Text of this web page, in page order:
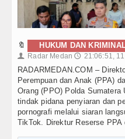
🔖 HUKUM DAN
👤 Radar Medan 🕔 21:06:51,
RADARMEDAN.COM –
Perempuan dan Anak (PPA)
Orang (PPO) Polda Sumatera
tindak pidana penyiaran dan
pornografi melalui siaran
TikTok. Direktur Reserse PPA